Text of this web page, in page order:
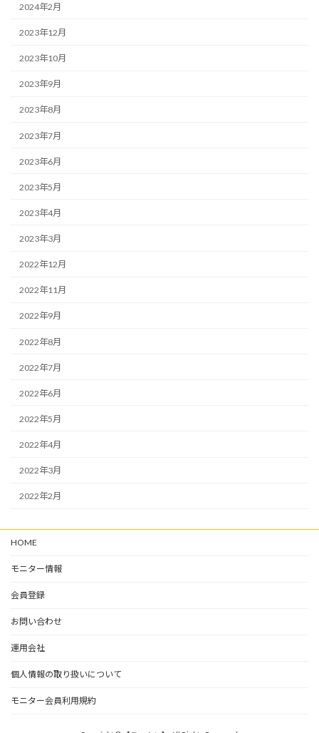
2024年2月
2023年12月
2023年10月
2023年9月
2023年8月
2023年7月
2023年6月
2023年5月
2023年4月
2023年3月
2022年12月
2022年11月
2022年9月
2022年8月
2022年7月
2022年6月
2022年5月
2022年4月
2022年3月
2022年2月
HOME
モニター情報
会員登録
お問い合わせ
運用会社
個人情報の取り扱いについて
モニター会員利用規約